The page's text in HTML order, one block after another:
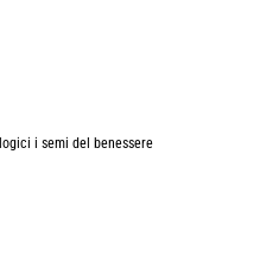
i semi del benessere